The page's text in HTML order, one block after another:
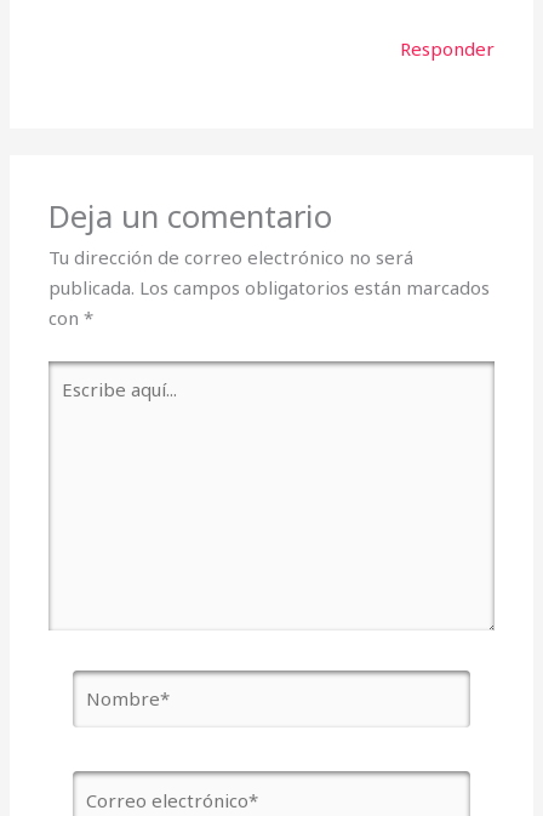
Responder
Deja un comentario
Tu dirección de correo electrónico no será
publicada. Los campos obligatorios están marcados
con*
Escribe
aquí...
Nombre*